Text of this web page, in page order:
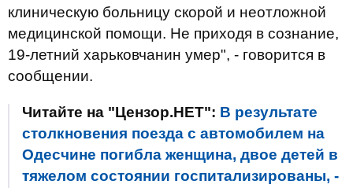
клиническую больницу скорой и неотложной
медицинской помощи. Не приходя в сознание,
19-летний харьковчанин умер", - говорится в
сообщении.
Читайте на "Цензор.НЕТ": В результате
столкновения поезда с автомобилем на
Одесчине погибла женщина, двое детей в
тяжелом состоянии госпитализированы, -